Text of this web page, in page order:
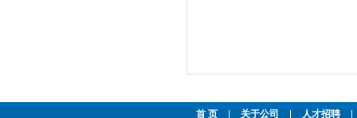
首 页 关于公司 人才招聘